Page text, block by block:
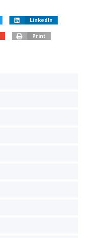
LinkedIn
Print